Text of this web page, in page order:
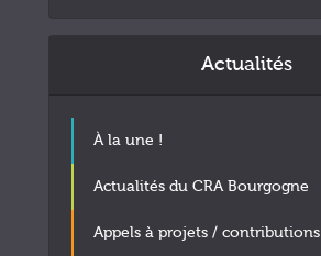
Actualités
À la une !
Actualités du CRA Bourgogne
Appels à projets / contributions